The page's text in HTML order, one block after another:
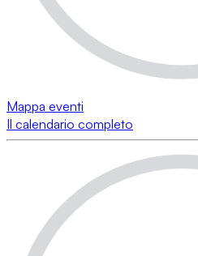
Mappa eventi
Il calendario completo